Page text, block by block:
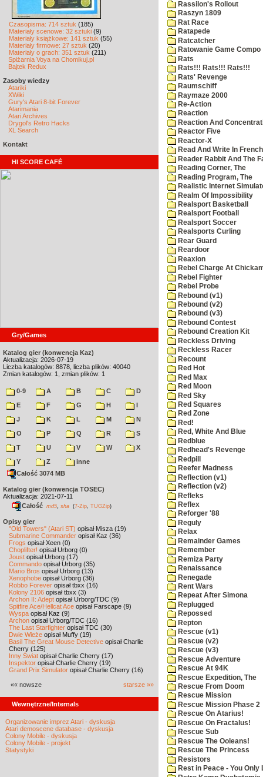
Czasopisma: 714 sztuk (185)
Materiały scenowe: 32 sztuki (9)
Materiały książkowe: 141 sztuk (55)
Materiały firmowe: 27 sztuk (20)
Materiały o grach: 351 sztuk (211)
Spiżarnia Voya na Chomikuj.pl
Bajtek Redux
Zasoby wiedzy
Atariki
XWiki
Gury's Atari 8-bit Forever
Atarimania
Atari Archives
Drygol's Retro Hacks
XL Search
Kontakt
HI SCORE CAFÉ
Gry/Games
Katalog gier (konwencja Kaz)
Aktualizacja: 2026-07-19
Liczba katalogów: 8878, liczba plików: 40040
Zmian katalogów: 1, zmian plików: 1
0-9 A B C
D
E
F G H
I
J
K L M
N
O
P Q R
S
T
U V W
X
Y
Z
inne
Całość 3074 MB
Katalog gier (konwencja TOSEC)
Aktualizacja: 2021-07-11
Całość md5 sha (7-Zip TUGZip)
Opisy gier
"Old Towers" (Atari ST) opisał Misza (19)
Submarine Commander opisał Kaz (36)
Frogs opisał Xeen (0)
Choplifter! opisał Urborg (0)
Joust opisał Urborg (17)
Commando opisał Urborg (35)
Mario Bros opisał Urborg (13)
Xenophobe opisał Urborg (36)
Robbo Forever opisał tbxx (16)
Kolony 2106 opisał tbxx (3)
Archon II: Adept opisał Urborg/TDC (9)
Spitfire Ace/Hellcat Ace opisał Farscape (9)
Wyspa opisał Kaz (9)
Archon opisał Urborg/TDC (16)
The Last Starfighter opisał TDC (30)
Dwie Wieże opisał Muffy (19)
Basil The Great Mouse Detective opisał Charlie
Cherry (125)
Inny Świat opisał Charlie Cherry (17)
Inspektor opisał Charlie Cherry (19)
Grand Prix Simulator opisał Charlie Cherry (16)
«« nowsze starsze »»
Wewnętrzne/Internals
Organizowanie imprez Atari - dyskusja
Atari demoscene database - dyskusja
Colony Mobile - dyskusja
Colony Mobile - projekt
Statystyki
Rassilon's Rollout
Raszyn 1809
Rat Race
Ratapede
Ratcatcher
Ratowanie Game Compo
Rats
Rats!!! Rats!!! Rats!!!
Rats' Revenge
Raumschiff
Raymaze 2000
Re-Action
Reaction
Reaction And
Reactor Five
Reactor-X
Read And Write In
Reader Rabbit And The
Reading Corner, The
Reading Program, The
Realistic Internet
Realm Of Impossibility
Realsport Basketball
Realsport Football
Realsport Soccer
Realsports Curling
Rear Guard
Reardoor
Reaxion
Rebel Charge At
Rebel Fighter
Rebel Probe
Rebound (v1)
Rebound (v2)
Rebound (v3)
Rebound Contest
Rebound Creation Kit
Reckless Driving
Reckless Racer
Recount
Red Hot
Red Max
Red Moon
Red Sky
Red Squares
Red Zone
Red!
Red, White And Blue
Redblue
Redhead's Revenge
Redpill
Reefer Madness
Reflection (v1)
Reflection (v2)
Refleks
Reflex
Reforger '88
Reguly
Relax
Remainder Games
Remember
Remiza Party
Renaissance
Renegade
Rent Wars
Repeat After Simona
Replugged
Repossed
Repton
Rescue (v1)
Rescue (v2)
Rescue (v3)
Rescue Adventure
Rescue At 94K
Rescue Expedition, The
Rescue From Doom
Rescue Mission
Rescue Mission Phase 2
Rescue On Atarius!
Rescue On Fractalus!
Rescue Sub
Rescue The Ooleans!
Rescue The Princess
Resistors
Rest in Peace - You Only